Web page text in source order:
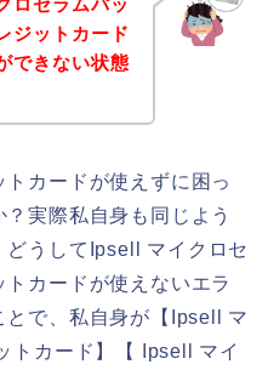
ロセラムパッ
ジットカード
できない状態
カードが使えずに困っ
実際私自身も同じよう
どうしてIpsell マイクロセ
カードが使えないエラ
とで、私自身が【Ipsell マ
トカード】【 Ipsell マイ